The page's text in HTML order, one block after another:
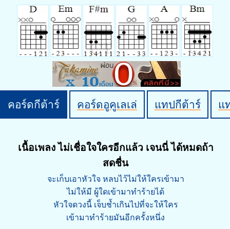
คอร์ดกีต้าร์ คอร์ดอูคูเลเล่ แทปกีต้าร์ แ
เนื้อเพลง ไม่เชื่อใจใครอีกแล้ว เจนนี่ ได้หมดถ้า
สดชื่น
จะเก็บเอาหัวใจ หลบไว้ไม่ให้ใครเข้ามา
ไม่ให้มี ผู้ใดเข้ามาทำร้ายได้
หัวใจดวงนี้ เจ็บช้ำเกินไปที่จะให้ใคร
เข้ามาทำร้ายมันอีกครั้งหนึ่ง